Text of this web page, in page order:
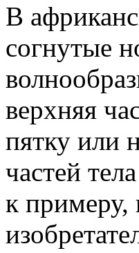
В
согнутые
верхняя
пятку или
частей
к примеру,